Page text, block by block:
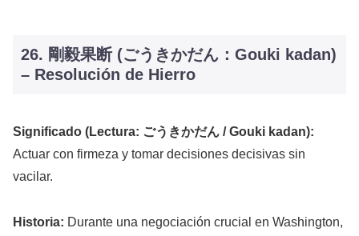
26. 剛毅果断 (ごうきかだん：Gouki kadan)
– Resolución de Hierro
Significado (Lectura: ごうきかだん / Gouki kadan):
Actuar con firmeza y tomar decisiones decisivas sin
vacilar.
Historia: Durante una negociación crucial en Washington,